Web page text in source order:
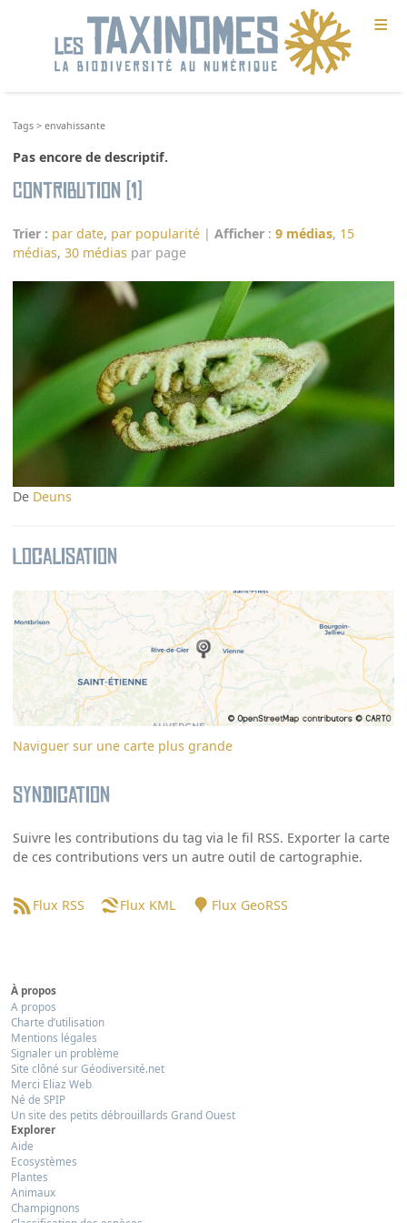
≡
Tags >envahissante
Pas encore de descriptif.
Contribution (1)
Trier : par date, par popularité |Afficher :9 médias, 15
médias,30 médias par page
De Deuns
Localisation
Naviguer sur une carte plus grande
Syndication
Suivre les contributions du tag via le fil RSS. Exporter la carte
de ces contributions vers un autre outil de cartographie.
Flux RSS Flux KML Flux GeoRSS
À propos
A propos
Charte d’utilisation
Mentions légales
Signaler un problème
Site clôné sur Géodiversité.net
Merci Eliaz Web
Né de SPIP
Un site des petits débrouillards Grand Ouest
Explorer
Aide
Ecosystèmes
Plantes
Animaux
Champignons